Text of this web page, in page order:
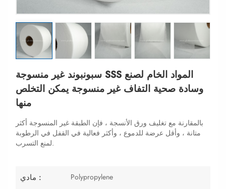
سبونبوند غير منسوجة SSS المواد الخام لصنع
وسادة صحية التفاف غير منسوجة يمكن التخلص
منها
بالمقارنة مع تغليف ورق الأنسجة ، فإن الطبقة غير المنسوجة أكثر
متانة ، وأقل عرضة للدموع ، وأكثر فعالية في القفل في الرطوبة
لمنع التسرب.
مادي : Polypropylene